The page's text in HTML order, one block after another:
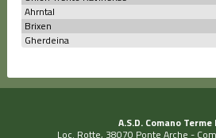
Ahrntal
Brixen
Gherdeina
A.S.D. Comano Terme
Loc. Rotte, 38070 Ponte Arche -